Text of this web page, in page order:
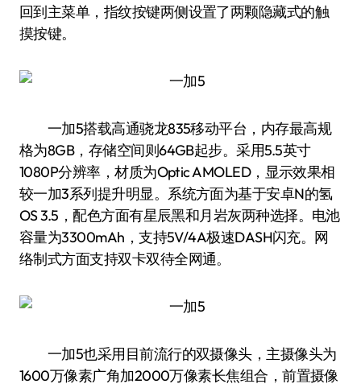
回到主菜单，指纹按键两侧设置了两颗隐藏式的触
摸按键。
一加5搭载高通骁龙835移动平台，内存最高规
格为8GB，存储空间则64GB起步。采用5.5英寸
1080P分辨率，材质为Optic AMOLED，显示效果相
较一加3系列提升明显。系统方面为基于安卓N的氢
OS 3.5，配色方面有星辰黑和月岩灰两种选择。电池
容量为3300mAh，支持5V/4A极速DASH闪充。网
络制式方面支持双卡双待全网通。
一加5也采用目前流行的双摄像头，主摄像头为
1600万像素广角加2000万像素长焦组合，前置摄像